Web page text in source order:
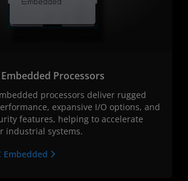
Processors
processors deliver rugged
expansive I/O options, and
features, helping to accelerate
industrial systems.
Embedded